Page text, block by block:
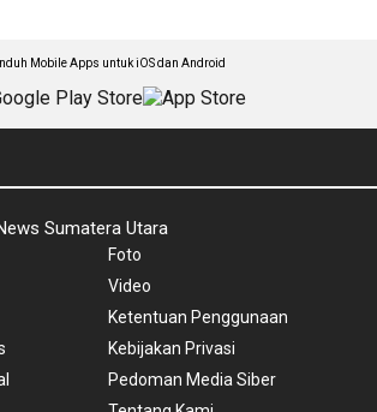
Mobile Apps untuk iOS dan Android
Sumatera Utara
Foto
Video
Ketentuan Penggunaan
Kebijakan Privasi
Pedoman Media Siber